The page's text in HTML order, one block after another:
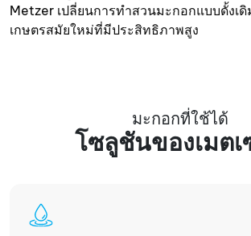
Metzer เปลี่ยนการทำสวนมะกอกแบบดั้งเดิ
เกษตรสมัยใหม่ที่มีประสิทธิภาพสูง
มะกอกที่ใช้ได้
โซลูชันของเมตเ